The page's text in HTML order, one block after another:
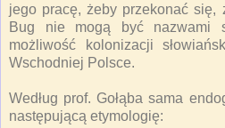
jego pracę, żeby przekonać się,
Bug nie mogą być nazwami
możliwość kolonizacji
Wschodniej Polsce.
Według prof. Gołąba sama
następującą etymologię: